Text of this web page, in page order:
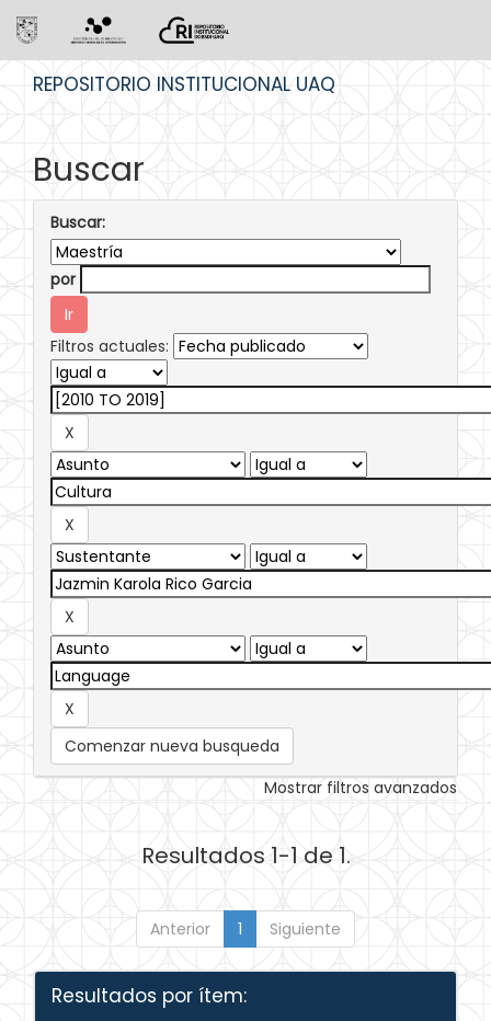
REPOSITORIO INSTITUCIONAL UAQ
Buscar
Buscar:
por
Filtros actuales:
Comenzar nueva busqueda
Mostrar filtros avanzados
Resultados 1-1 de 1.
Anterior 1 Siguiente
Resultados por ítem: